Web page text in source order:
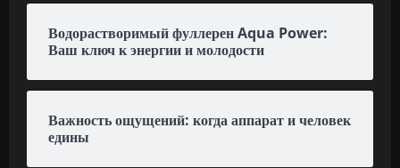
Водорастворимый фуллерен Aqua Power:
Ваш ключ к энергии и молодости
Важность ощущений: когда аппарат и человек
едины